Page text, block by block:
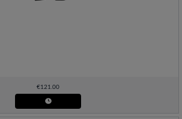
€121.00